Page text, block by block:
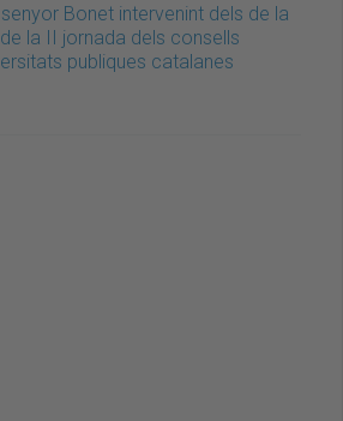
Bonet intervenint dels de la
la II jornada dels consells
publiques catalanes